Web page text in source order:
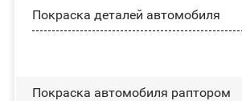
Покраска деталей автомобиля
Покраска автомобиля раптором